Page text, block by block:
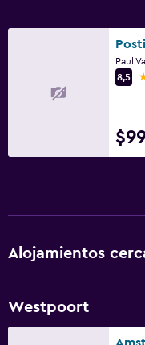
8,5
Alojamientos
Westpoort